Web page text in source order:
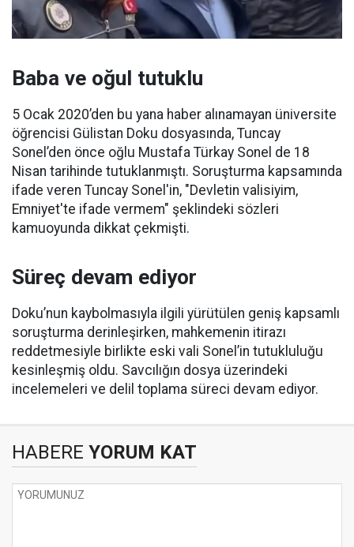
Baba ve oğul tutuklu
5 Ocak 2020’den bu yana haber alınamayan üniversite
öğrencisi Gülistan Doku dosyasında, Tuncay
Sonel’den önce oğlu Mustafa Türkay Sonel de 18
Nisan tarihinde tutuklanmıştı. Soruşturma kapsamında
ifade veren Tuncay Sonel'in, "Devletin valisiyim,
Emniyet'te ifade vermem" şeklindeki sözleri
kamuoyunda dikkat çekmişti.
Süreç devam ediyor
Doku’nun kaybolmasıyla ilgili yürütülen geniş kapsamlı
soruşturma derinleşirken, mahkemenin itirazı
reddetmesiyle birlikte eski vali Sonel’in tutukluluğu
kesinleşmiş oldu. Savcılığın dosya üzerindeki
incelemeleri ve delil toplama süreci devam ediyor.
HABERE YORUM KAT